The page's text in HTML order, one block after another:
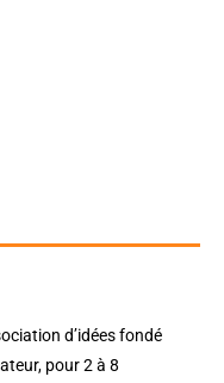
d’idées fondé
pour 2 à 8